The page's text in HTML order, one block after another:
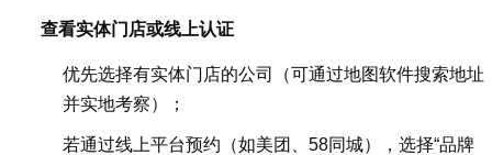
查看实体门店或线上认证
优先选择有实体门店的公司（可通过地图软件搜索地址
并实地考察）；
若通过线上平台预约（如美团、58同城），选择“品牌